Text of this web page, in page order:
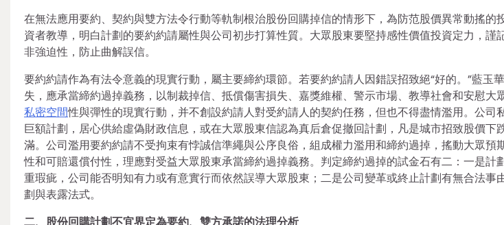
在無法應用要約、契約與雙方法令行動等軌制根治股份回購掉信的情形下，為防范股價異常動搖的
資者教導，明白計劃的要約約請屬性與公司初步打算性質。大眾股東要堅持感性價值投資定力，謹
非強迫性，防止曲解誤信。
要約約請作為有法令意義的現實行動，屬主要締約環節。若要約約請人因錯誤招致絕“好的。”藍玉
失，應承當締約過掉義務，以制裁掉信、抵償傷害損失、嘉獎維權、警示市場、教導社會和安慰大
私密空間性與彈性的現實行動，并不創設約請人對受約請人的契約任務，但也不得盡情濫用。公司
巨額計劃，居心供給虛偽財政信息，或在大眾股東信認為真后倉促撤回計劃，凡是城市招致股價下
滿。公司濫用要約約請不受拘束有悖誠信準繩與公序良俗，組成權力濫用和締約過掉，搖動大眾預
性和可賠還償付性，理應對受益大眾股東承當締約過掉義務。判定締約過掉的試金石有二：一是計
重瑕疵，公司能否明知有力或有意實行而依然誤導大眾股東；二是公司變革或終止計劃有無合法事
劃與表露法式。